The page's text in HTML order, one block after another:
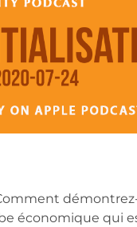
économique qui